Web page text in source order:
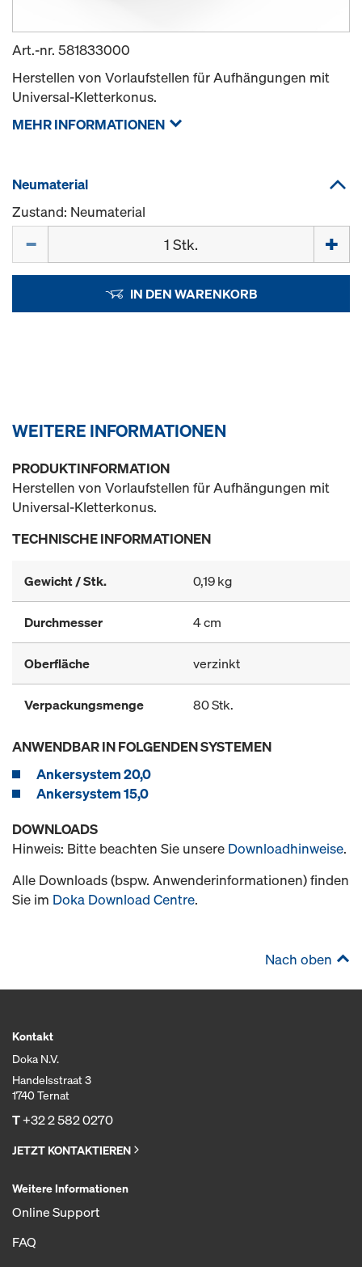
Art.-nr. 581833000
Herstellen von Vorlaufstellen für Aufhängungen mit
Universal-Kletterkonus.
MEHR INFORMATIONEN
Neumaterial
Zustand: Neumaterial
IN DEN WARENKORB
WEITERE INFORMATIONEN
PRODUKTINFORMATION
Herstellen von Vorlaufstellen für Aufhängungen mit
Universal-Kletterkonus.
TECHNISCHE INFORMATIONEN
Gewicht / Stk. 0,19 kg
Durchmesser 4 cm
Oberfläche verzinkt
Verpackungsmenge 80 Stk.
ANWENDBAR IN FOLGENDEN SYSTEMEN
Ankersystem 20,0
Ankersystem 15,0
DOWNLOADS
Hinweis: Bitte beachten Sie unsere Downloadhinweise.
Alle Downloads (bspw. Anwenderinformationen) finden
Sie im Doka Download Centre.
Nach oben
Kontakt
Doka N.V.
Handelsstraat 3
1740 Ternat
T+32 2 582 0270
JETZT KONTAKTIEREN
Weitere Informationen
Online Support
FAQ